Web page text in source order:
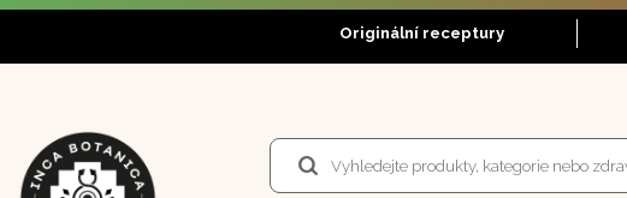
Originální receptury